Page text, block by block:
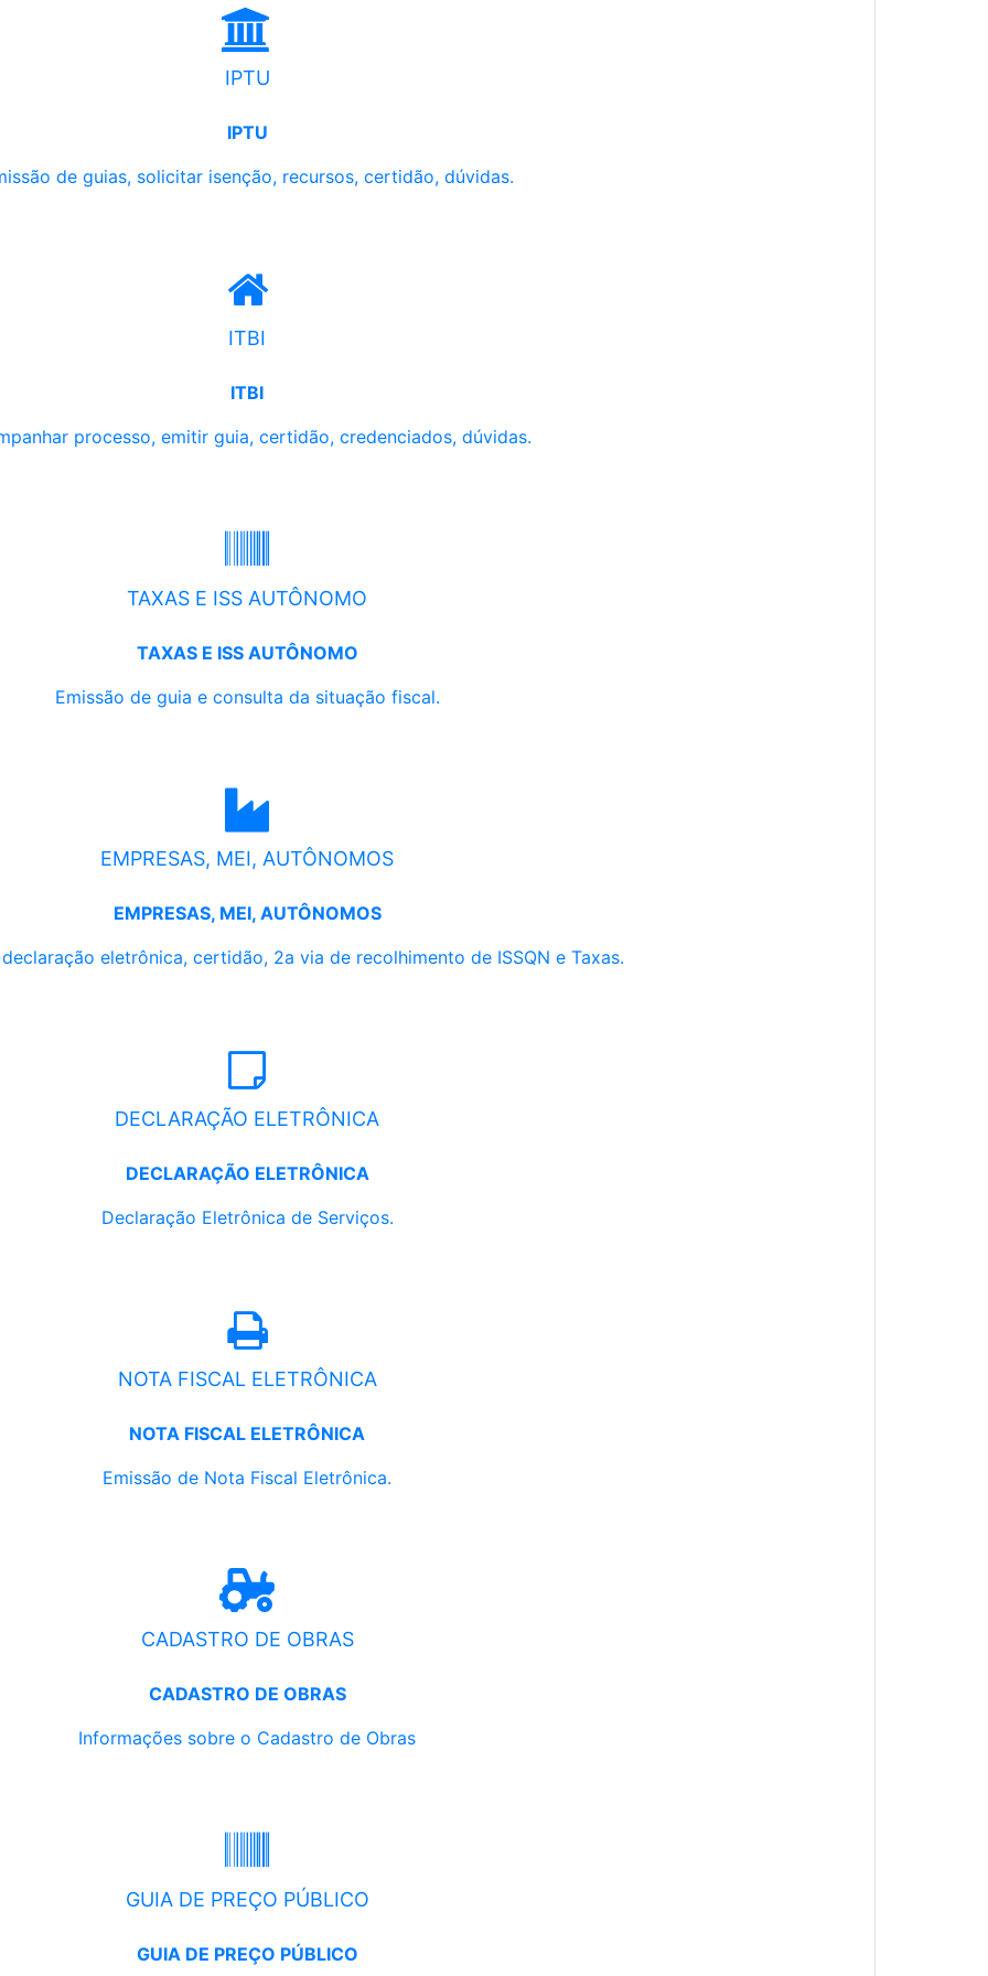
IPTU
IPTU
de guias, solicitar isenção, recursos, certidão, dúvidas.
ITBI
ITBI
processo, emitir guia, certidão, credenciados, dúvidas.
TAXAS E ISS AUTÔNOMO
TAXAS E ISS AUTÔNOMO
Emissão de guia e consulta da situação fiscal.
EMPRESAS, MEI, AUTÔNOMOS
EMPRESAS, MEI, AUTÔNOMOS
eletrônica, certidão, 2a via de recolhimento de ISSQN e Taxas.
DECLARAÇÃO ELETRÔNICA
DECLARAÇÃO ELETRÔNICA
Declaração Eletrônica de Serviços.
NOTA FISCAL ELETRÔNICA
NOTA FISCAL ELETRÔNICA
Emissão de Nota Fiscal Eletrônica.
CADASTRO DE OBRAS
CADASTRO DE OBRAS
Informações sobre o Cadastro de Obras
GUIA DE PREÇO PÚBLICO
GUIA DE PREÇO PÚBLICO